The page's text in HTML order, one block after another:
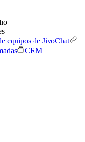
equipos de JivoChat
CRM